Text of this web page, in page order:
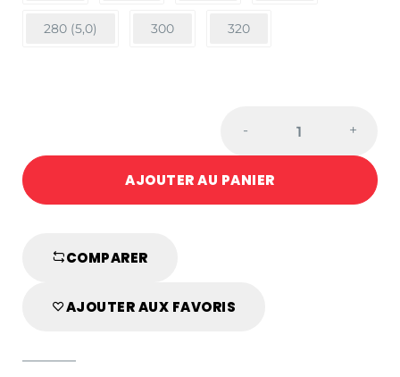
280 (5,0) 300 320
BLANC/JAUNE
- +
AJOUTER AU PANIER
COMPARER
AJOUTER AUX FAVORIS